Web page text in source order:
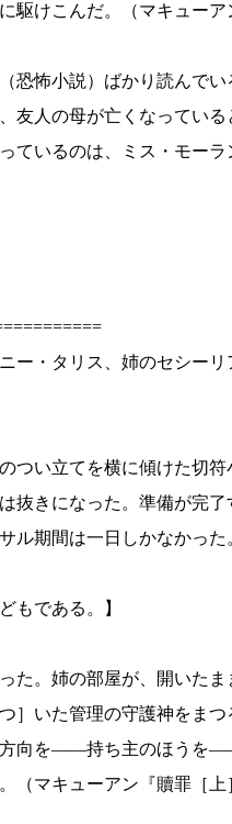
けこんだ。（マキューア
怖小説）ばかり読んで
人の母が亡くなってい
いるのは、ミス・モー
・タリス、姉のセシー
い立てを横に傾けた切
きになった。準備が完
期間は一日しかなかった
もである。】
。姉の部屋が、開いた
いた管理の守護神をま
向を——持ち主のほうを
マキューアン『贖罪［上